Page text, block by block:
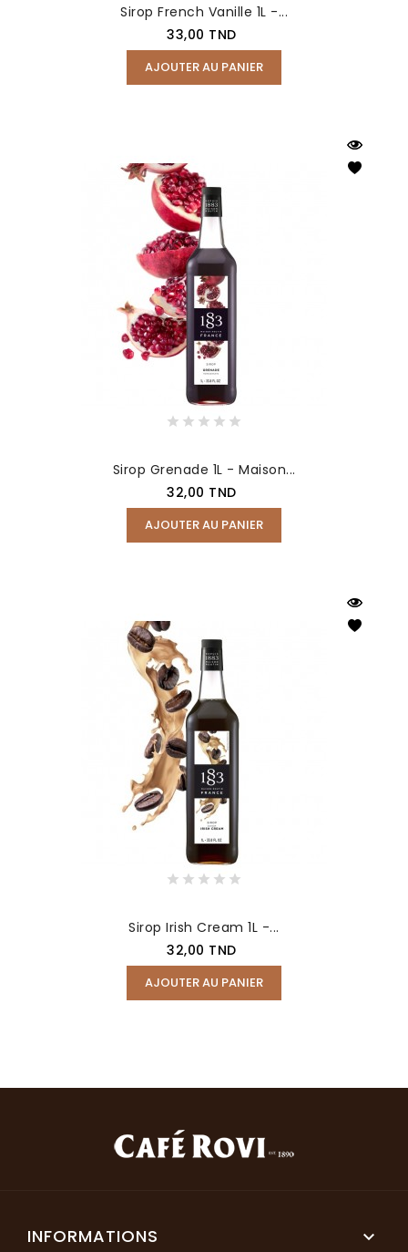
Sirop French Vanille 1L -...
Prix
33,00 TND
AJOUTER AU PANIER
Sirop Grenade 1L - Maison...
Prix
32,00 TND
AJOUTER AU PANIER
Sirop Irish Cream 1L -...
Prix
32,00 TND
AJOUTER AU PANIER
INFORMATIONS 